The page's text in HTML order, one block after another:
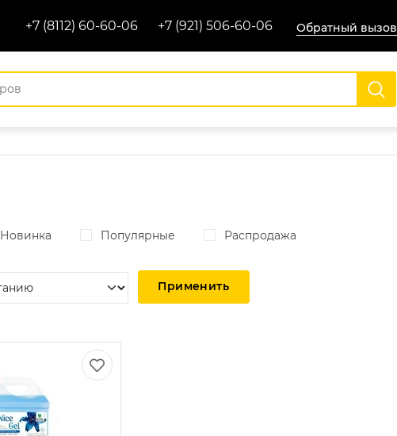
+7 (8112) 60-60-06 +7 (921) 506-60-06 Обратный вызов
Новинка Популярные Распродажа